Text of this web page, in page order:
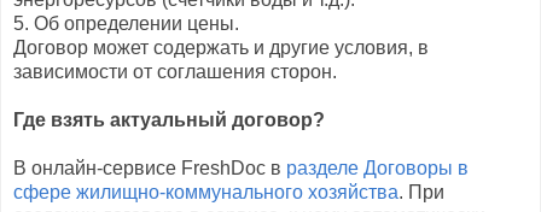
5. Об определении цены.
Договор может содержать и другие условия, в
зависимости от соглашения сторон.
Где взять актуальный договор?
В онлайн-сервисе FreshDoc в разделе Договоры в
сфере жилищно-коммунального хозяйства. При